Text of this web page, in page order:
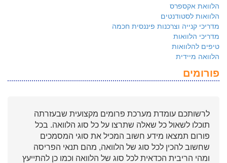
הלוואת אקספרס
הלוואות לסטודנטים
מדריכי קנייה וצרכנות פיננסית חכמה
מדריכי הלוואות
טיפים להלוואות
הלוואה מיידית
פורומים
לרשותכם עומדת מערכת פרומים מקצועית שבעזרתה
תוכלו לשאול כל שאלה שתרצו על כל סוג הלוואה. בכל
פורום תמצאו מידע חשוב המכיל את סוגי המסמכים
שחשוב להכין לכל סוג של הלוואה, מהם תנאי הפריסה
ומהי הריבית הכדאית לכל סוג של הלוואה וכמו כן להתייעץ